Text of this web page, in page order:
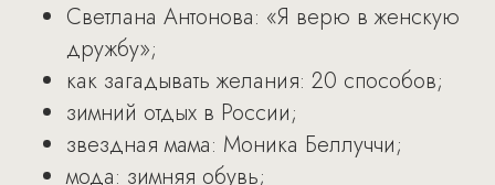
Светлана Антонова: «Я верю в женскую
дружбу»;
как загадывать желания: 20 способов;
зимний отдых в России;
звездная мама: Моника Беллуччи;
мода: зимняя обувь;